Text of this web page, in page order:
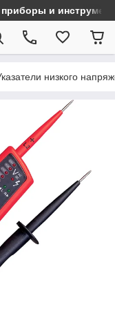
и
низкого